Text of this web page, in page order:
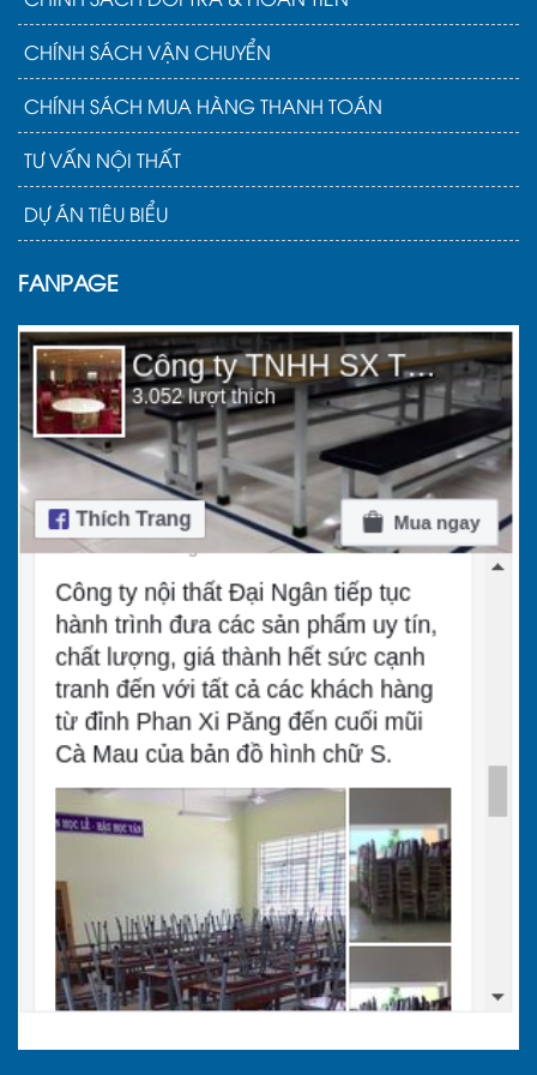
Đây là một sản phẩm thuộc trong bộ bàn ghế
quầy bar bằng gỗ mà bạn không nên bỏ qua.
Ghế quầy bar GQ 113
2.2. Bàn ghế quầy bar kim loại
Là dòng sản phẩm bàn ghế sử dụng nguyên liệu
thép hoặc nhôm đúc để sản xuất. Vì thế, nó
mang đến ưu điểm tuyệt vời là có chất lượng tốt
cũng như độ bền bỉ tối ưu và tính đồng nhất
cao. Đồng thời, cũng được đánh giá là loại bàn
ghế dành cho quán bar có chất lượng và độ
bền cao nhất trong các phân khúc sản phẩm.
CHÍNH SÁCH VẬN CHUYỂN
CHÍNH SÁCH MUA HÀNG THANH TOÁN
TƯ VẤN NỘI THẤT
DỰ ÁN TIÊU BIỂU
FANPAGE